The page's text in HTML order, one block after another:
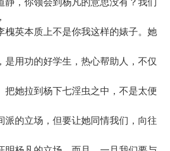
静，你领会到杨凡的意思没有？我们
槐英本质上不是你我这样的婊子。她
是用功的好学生，热心帮助人，不仅
把她拉到杨下七淫虫之中，不是太便
派的立场，但要让她同情我们，向往